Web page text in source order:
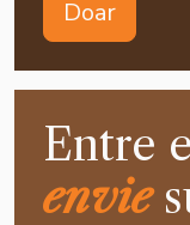
Doar
Entre
envie